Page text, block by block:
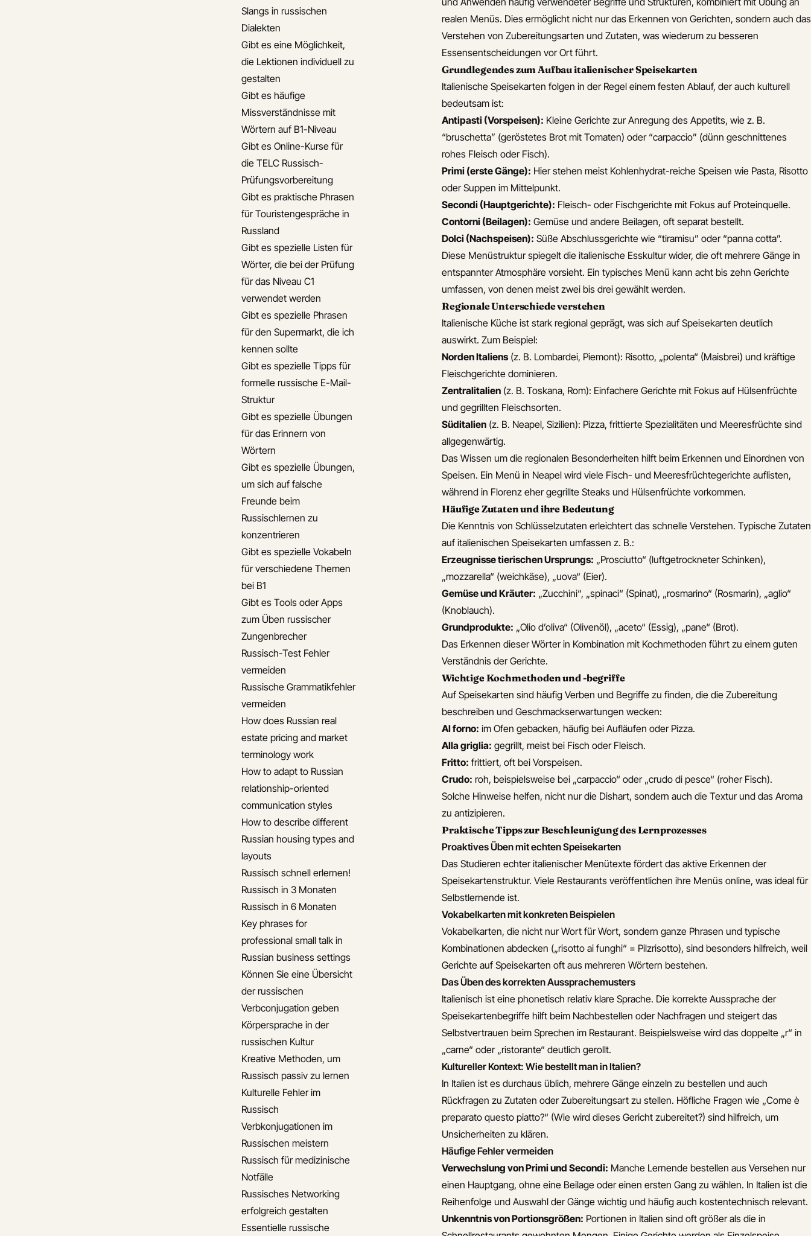
Slangs in russischen
Dialekten
Gibt es eine Möglichkeit,
die Lektionen individuell zu
gestalten
Gibt es häufige
Missverständnisse mit
Wörtern auf B1-Niveau
Gibt es Online-Kurse für
die TELC Russisch-
Prüfungsvorbereitung
Gibt es praktische Phrasen
für Touristengespräche in
Russland
Gibt es spezielle Listen für
Wörter, die bei der Prüfung
für das Niveau C1
verwendet werden
Gibt es spezielle Phrasen
für den Supermarkt, die ich
kennen sollte
Gibt es spezielle Tipps für
formelle russische E-Mail-
Struktur
Gibt es spezielle Übungen
für das Erinnern von
Wörtern
Gibt es spezielle Übungen,
um sich auf falsche
Freunde beim
Russischlernen zu
konzentrieren
Gibt es spezielle Vokabeln
für verschiedene Themen
bei B1
Gibt es Tools oder Apps
zum Üben russischer
Zungenbrecher
Russisch-Test Fehler
vermeiden
Russische Grammatikfehler
vermeiden
How does Russian real
estate pricing and market
terminology work
How to adapt to Russian
relationship-oriented
communication styles
How to describe different
Russian housing types and
layouts
Russisch schnell erlernen!
Russisch in 3 Monaten
Russisch in 6 Monaten
Key phrases for
professional small talk in
Russian business settings
Können Sie eine Übersicht
der russischen
Verbconjugation geben
Körpersprache in der
russischen Kultur
Kreative Methoden, um
Russisch passiv zu lernen
Kulturelle Fehler im
Russisch
Verbkonjugationen im
Russischen meistern
Russisch für medizinische
Notfälle
Russisches Networking
erfolgreich gestalten
Essentielle russische
realen Menüs. Dies ermöglicht nicht nur das Erkennen von Gerichten, sondern auch das
Verstehen von Zubereitungsarten und Zutaten, was wiederum zu besseren
Essensentscheidungen vor Ort führt.
Grundlegendes zum Aufbau italienischer Speisekarten
Italienische Speisekarten folgen in der Regel einem festen Ablauf, der auch kulturell
bedeutsam ist:
Antipasti (Vorspeisen): Kleine Gerichte zur Anregung des Appetits, wie z. B.
“bruschetta” (geröstetes Brot mit Tomaten) oder “carpaccio” (dünn geschnittenes
rohes Fleisch oder Fisch).
Primi (erste Gänge): Hier stehen meist Kohlenhydrat-reiche Speisen wie Pasta, Risotto
oder Suppen im Mittelpunkt.
Secondi (Hauptgerichte): Fleisch- oder Fischgerichte mit Fokus auf Proteinquelle.
Contorni (Beilagen): Gemüse und andere Beilagen, oft separat bestellt.
Dolci (Nachspeisen): Süße Abschlussgerichte wie “tiramisu” oder “panna cotta”.
Diese Menüstruktur spiegelt die italienische Esskultur wider, die oft mehrere Gänge in
entspannter Atmosphäre vorsieht. Ein typisches Menü kann acht bis zehn Gerichte
umfassen, von denen meist zwei bis drei gewählt werden.
Regionale Unterschiede verstehen
Italienische Küche ist stark regional geprägt, was sich auf Speisekarten deutlich
auswirkt. Zum Beispiel:
Norden Italiens(z. B. Lombardei, Piemont): Risotto, „polenta“ (Maisbrei) und kräftige
Fleischgerichte dominieren.
Zentralitalien (z. B. Toskana, Rom): Einfachere Gerichte mit Fokus auf Hülsenfrüchte
und gegrillten Fleischsorten.
Süditalien (z. B. Neapel, Sizilien): Pizza, frittierte Spezialitäten und Meeresfrüchte sind
allgegenwärtig.
Das Wissen um die regionalen Besonderheiten hilft beim Erkennen und Einordnen von
Speisen. Ein Menü in Neapel wird viele Fisch- und Meeresfrüchtegerichte auflisten,
während in Florenz eher gegrillte Steaks und Hülsenfrüchte vorkommen.
Häufige Zutaten und ihre Bedeutung
Die Kenntnis von Schlüsselzutaten erleichtert das schnelle Verstehen. Typische Zutaten
auf italienischen Speisekarten umfassen z. B.:
Erzeugnisse tierischen Ursprungs: „Prosciutto“ (luftgetrockneter Schinken),
„mozzarella“ (weichkäse), „uova“ (Eier).
Gemüse und Kräuter: „Zucchini“, „spinaci“ (Spinat), „rosmarino“ (Rosmarin), „aglio“
(Knoblauch).
Grundprodukte: „Olio d’oliva“ (Olivenöl), „aceto“ (Essig), „pane“ (Brot).
Das Erkennen dieser Wörter in Kombination mit Kochmethoden führt zu einem guten
Verständnis der Gerichte.
Wichtige Kochmethoden und -begriffe
Auf Speisekarten sind häufig Verben und Begriffe zu finden, die die Zubereitung
beschreiben und Geschmackserwartungen wecken:
Al forno: im Ofen gebacken, häufig bei Aufläufen oder Pizza.
Alla griglia: gegrillt, meist bei Fisch oder Fleisch.
Fritto: frittiert, oft bei Vorspeisen.
Crudo: roh, beispielsweise bei „carpaccio“ oder „crudo di pesce“ (roher Fisch).
Solche Hinweise helfen, nicht nur die Dishart, sondern auch die Textur und das Aroma
zu antizipieren.
Praktische Tipps zur Beschleunigung des Lernprozesses
Proaktives Üben mit echten Speisekarten
Das Studieren echter italienischer Menütexte fördert das aktive Erkennen der
Speisekartenstruktur. Viele Restaurants veröffentlichen ihre Menüs online, was ideal für
Selbstlernende ist.
Vokabelkarten mit konkreten Beispielen
Vokabelkarten, die nicht nur Wort für Wort, sondern ganze Phrasen und typische
Kombinationen abdecken („risotto ai funghi“ = Pilzrisotto), sind besonders hilfreich, weil
Gerichte auf Speisekarten oft aus mehreren Wörtern bestehen.
Das Üben des korrekten Aussprachemusters
Italienisch ist eine phonetisch relativ klare Sprache. Die korrekte Aussprache der
Speisekartenbegriffe hilft beim Nachbestellen oder Nachfragen und steigert das
Selbstvertrauen beim Sprechen im Restaurant. Beispielsweise wird das doppelte „r“ in
„carne“ oder „ristorante“ deutlich gerollt.
Kultureller Kontext: Wie bestellt man in Italien?
In Italien ist es durchaus üblich, mehrere Gänge einzeln zu bestellen und auch
Rückfragen zu Zutaten oder Zubereitungsart zu stellen. Höfliche Fragen wie „Come è
preparato questo piatto?“ (Wie wird dieses Gericht zubereitet?) sind hilfreich, um
Unsicherheiten zu klären.
Häufige Fehler vermeiden
Verwechslung von Primi und Secondi: Manche Lernende bestellen aus Versehen nur
einen Hauptgang, ohne eine Beilage oder einen ersten Gang zu wählen. In Italien ist die
Reihenfolge und Auswahl der Gänge wichtig und häufig auch kostentechnisch relevant.
Unkenntnis von Portionsgrößen: Portionen in Italien sind oft größer als die in